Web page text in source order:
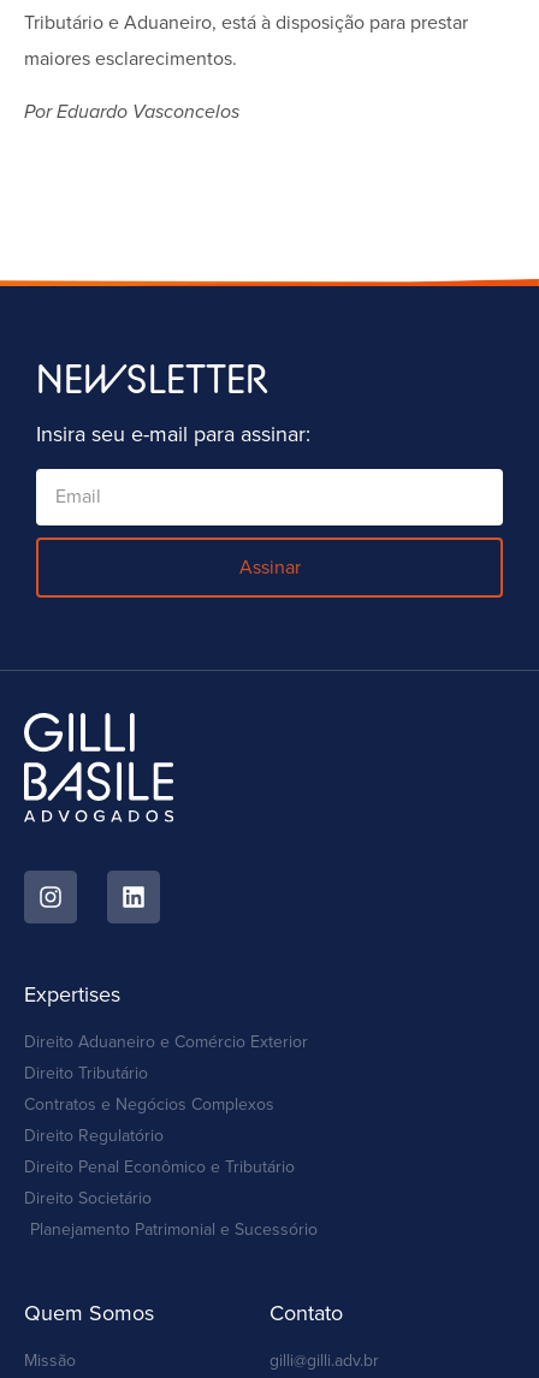
Tributário e Aduaneiro, está à disposição para prestar
maiores esclarecimentos.
Por Eduardo Vasconcelos
NEWSLETTER
Insira seu e-mail para assinar:
Assinar
Expertises
Direito Aduaneiro e Comércio Exterior
Direito Tributário
Contratos e Negócios Complexos
Direito Regulatório
Direito Penal Econômico e Tributário
Direito Societário
Planejamento Patrimonial e Sucessório
Quem Somos
Missão
Contato
gilli@gilli.adv.br